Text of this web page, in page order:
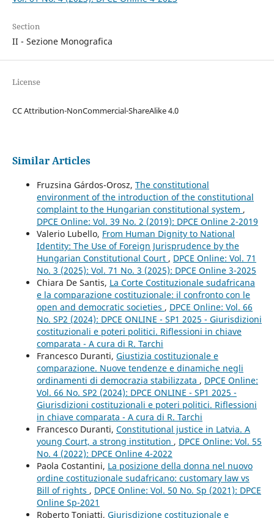
Section
II - Sezione Monografica
License
CC Attribution-NonCommercial-ShareAlike 4.0
Similar Articles
Fruzsina Gárdos-Orosz, The constitutional
environment of the introduction of the constitutional
complaint to the Hungarian constitutional system ,
DPCE Online: Vol. 39 No. 2 (2019): DPCE Online 2-2019
Valerio Lubello, From Human Dignity to National
Identity: The Use of Foreign Jurisprudence by the
Hungarian Constitutional Court , DPCE Online: Vol. 71
No. 3 (2025): Vol. 71 No. 3 (2025): DPCE Online 3-2025
Chiara De Santis, La Corte Costituzionale sudafricana
e la comparazione costituzionale: il confronto con le
open and democratic societies , DPCE Online: Vol. 66
No. SP2 (2024): DPCE ONLINE - SP1 2025 - Giurisdizioni
costituzionali e poteri politici. Riflessioni in chiave
comparata - A cura di R. Tarchi
Francesco Duranti, Giustizia costituzionale e
comparazione. Nuove tendenze e dinamiche negli
ordinamenti di democrazia stabilizzata , DPCE Online:
Vol. 66 No. SP2 (2024): DPCE ONLINE - SP1 2025 -
Giurisdizioni costituzionali e poteri politici. Riflessioni
in chiave comparata - A cura di R. Tarchi
Francesco Duranti, Constitutional justice in Latvia. A
young Court, a strong institution , DPCE Online: Vol. 55
No. 4 (2022): DPCE Online 4-2022
Paola Costantini, La posizione della donna nel nuovo
ordine costituzionale sudafricano: customary law vs
Bill of rights , DPCE Online: Vol. 50 No. Sp (2021): DPCE
Online Sp-2021
Roberto Toniatti, Giurisdizione costituzionale e